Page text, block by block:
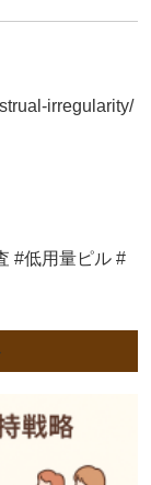
irregularity/
#低用量ピル #